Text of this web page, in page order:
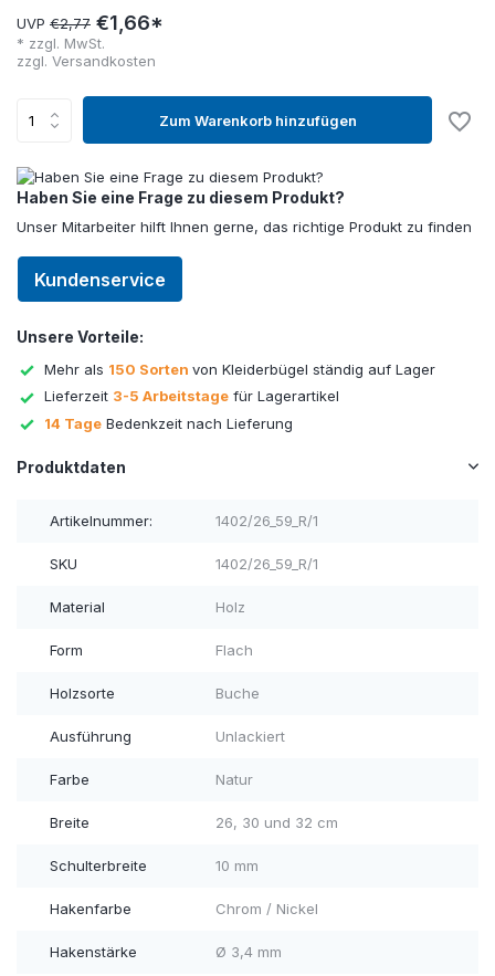
UVP €2,77 €1,66*
* zzgl. MwSt.
zzgl. Versandkosten
Zum Warenkorb hinzufügen
Haben Sie eine Frage zu diesem Produkt?
Unser Mitarbeiter hilft Ihnen gerne, das richtige Produkt zu finden
Kundenservice
Unsere Vorteile:
Mehr als 150 Sorten von Kleiderbügel ständig auf Lager
Lieferzeit 3-5 Arbeitstage für Lagerartikel
14 Tage Bedenkzeit nach Lieferung
Produktdaten
Artikelnummer: 1402/26_59_R/1
SKU 1402/26_59_R/1
Material Holz
Form Flach
Holzsorte Buche
Ausführung Unlackiert
Farbe Natur
Breite 26, 30 und 32 cm
Schulterbreite 10 mm
Hakenfarbe Chrom / Nickel
Hakenstärke Ø 3,4 mm